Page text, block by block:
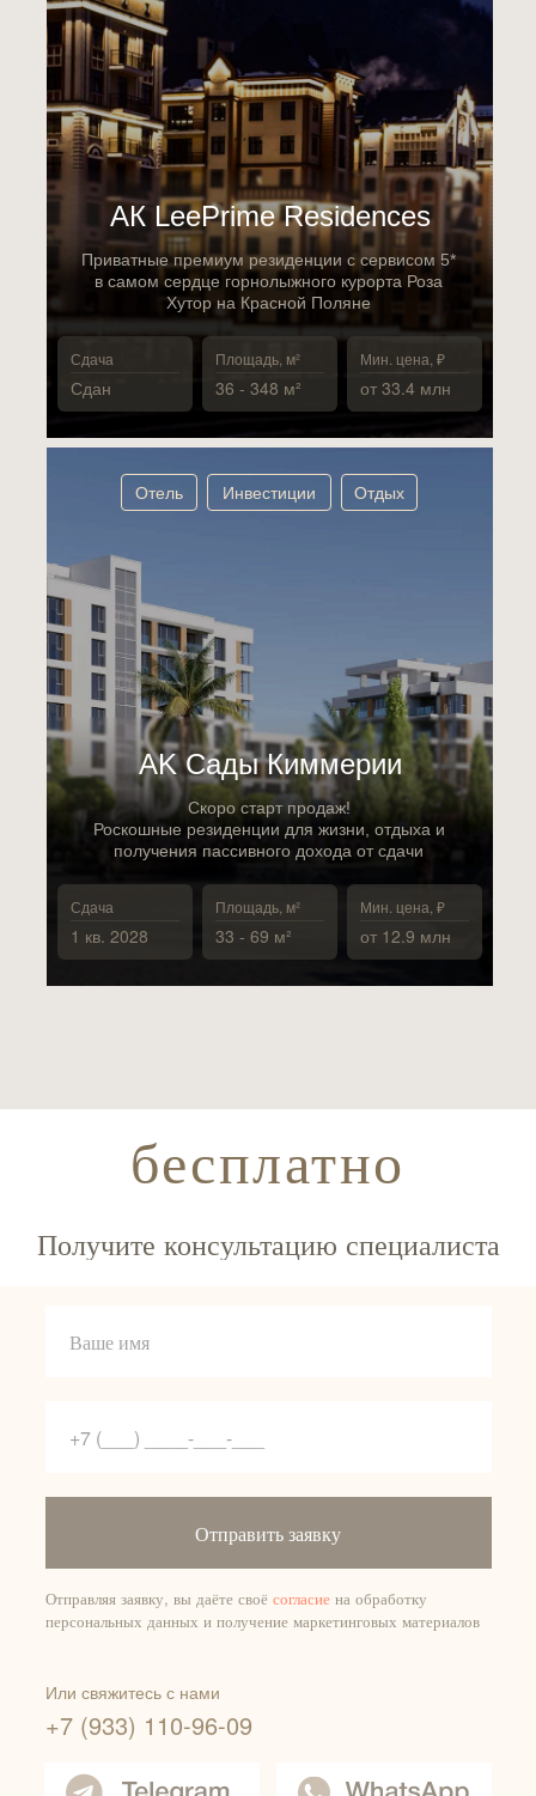
от 12.9 млн
Мин. цена, ₽
33 - 69 м²
Площадь, м²
1 кв. 2028
Сдача
Скоро старт продаж!
Роскошные резиденции для жизни, отдыха и
получения пассивного дохода от сдачи
АK Сады Киммерии
Отдых
Инвестиции
Отель
от 33.4 млн
Мин. цена, ₽
36 - 348 м²
Площадь, м²
Сдан
Сдача
Приватные премиум резиденции с сервисом 5*
в самом сердце горнолыжного курорта Роза
Хутор на Красной Поляне
АК LeePrime Residences
бесплатно
Получите консультацию специалиста
Отправить заявку
Отправляя заявку, вы даёте своё согласиена обработку
персональных данных и получение маркетинговых материалов
+7 (933) 110-96-09
Или свяжитесь с нами